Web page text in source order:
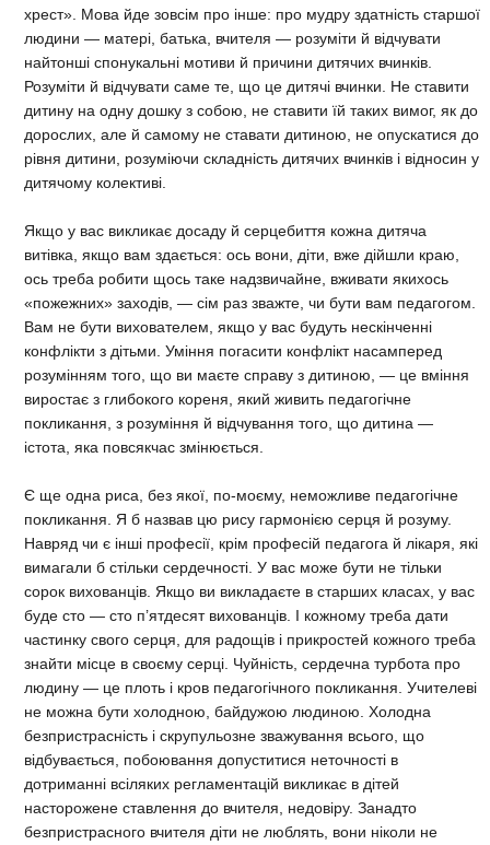
хрест». Мова йде зовсім про інше: про мудру здатність старшої
людини — матері, батька, вчителя — розуміти й відчувати
найтонші спонукальні мотиви й причини дитячих вчинків.
Розуміти й відчувати саме те, що це дитячі вчинки. Не ставити
дитину на одну дошку з собою, не ставити їй таких вимог, як до
дорослих, але й самому не ставати дитиною, не опускатися до
рівня дитини, розуміючи складність дитячих вчинків і відносин у
дитячому колективі.
Якщо у вас викликає досаду й серцебиття кожна дитяча
витівка, якщо вам здається: ось вони, діти, вже дійшли краю,
ось треба робити щось таке надзвичайне, вживати якихось
«пожежних» заходів, — сім раз зважте, чи бути вам педагогом.
Вам не бути вихователем, якщо у вас будуть нескінченні
конфлікти з дітьми. Уміння погасити конфлікт насамперед
розумінням того, що ви маєте справу з дитиною, — це вміння
виростає з глибокого кореня, який живить педагогічне
покликання, з розуміння й відчування того, що дитина —
істота, яка повсякчас змінюється.
Є ще одна риса, без якої, по-моєму, неможливе педагогічне
покликання. Я б назвав цю рису гармонією серця й розуму.
Навряд чи є інші професії, крім професій педагога й лікаря, які
вимагали б стільки сердечності. У вас може бути не тільки
сорок вихованців. Якщо ви викладаєте в старших класах, у вас
буде сто — сто п’ятдесят вихованців. І кожному треба дати
частинку свого серця, для радощів і прикростей кожного треба
знайти місце в своєму серці. Чуйність, сердечна турбота про
людину — це плоть і кров педагогічного покликання. Учителеві
не можна бути холодною, байдужою людиною. Холодна
безпристрасність і скрупульозне зважування всього, що
відбувається, побоювання допуститися неточності в
дотриманні всіляких регламентацій викликає в дітей
насторожене ставлення до вчителя, недовіру. Занадто
безпристрасного вчителя діти не люблять, вони ніколи не